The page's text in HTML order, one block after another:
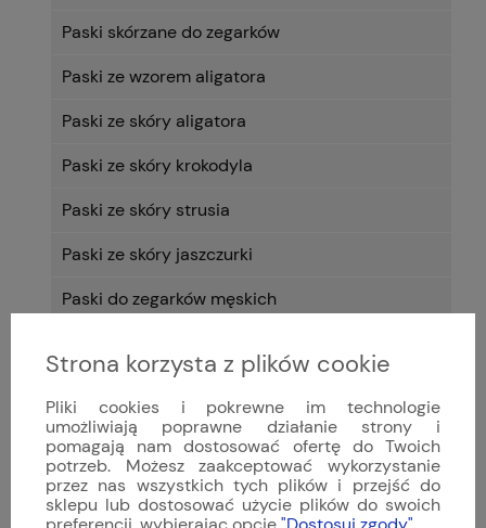
Paski skórzane do zegarków
Paski ze wzorem aligatora
Paski ze skóry aligatora
Paski ze skóry krokodyla
Paski ze skóry strusia
Paski ze skóry jaszczurki
Paski do zegarków męskich
Paski do zegarków - rozmiar
Paski na indywidualne zamówienie
WB Original
Strona korzysta z plików cookie
Pliki cookies i pokrewne im technologie
umożliwiają poprawne działanie strony i
pomagają nam dostosować ofertę do Twoich
potrzeb. Możesz zaakceptować wykorzystanie
przez nas wszystkich tych plików i przejść do
sklepu lub dostosować użycie plików do swoich